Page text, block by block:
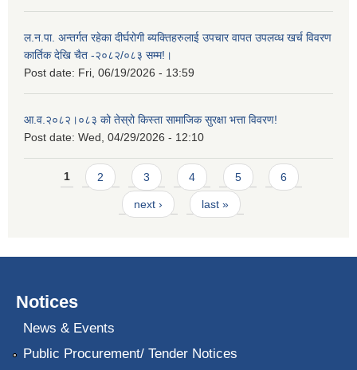
ल.न.पा. अन्तर्गत रहेका दीर्घरोगी ब्यक्तिहरुलाई उपचार वापत उपलव्ध खर्च विवरण
कार्तिक देखि चैत -२०८२/०८३ सम्म!।
Post date: Fri, 06/19/2026 - 13:59
आ.व.२०८२।०८३ को तेस्रो किस्ता सामाजिक सुरक्षा भत्ता विवरण!
Post date: Wed, 04/29/2026 - 12:10
Pages
1 2 3 4 5 6
next › last »
Notices
News & Events
Public Procurement/ Tender Notices